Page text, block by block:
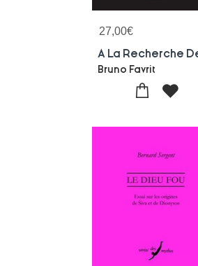
27,00€
Bruno Favrit